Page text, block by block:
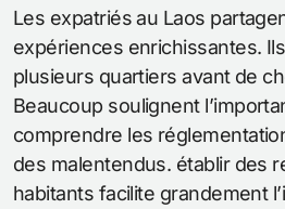
Les expatriés au Laos
expériences enrichissantes.
plusieurs quartiers avant de
Beaucoup soulignent
comprendre les
des malentendus. établir des
habitants facilite grandement